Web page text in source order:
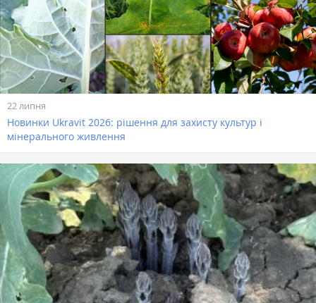
22 липня
Новинки Ukravit 2026: рішення для захисту культур і
мінерального живлення